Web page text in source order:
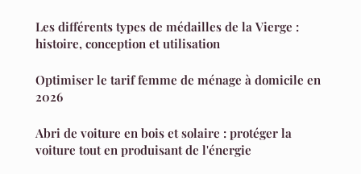
Les différents types de médailles de la Vierge :
histoire, conception et utilisation
Optimiser le tarif femme de ménage à domicile en
2026
Abri de voiture en bois et solaire : protéger la
voiture tout en produisant de l'énergie